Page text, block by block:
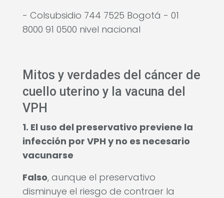
- Colsubsidio 744 7525 Bogotá - 01
8000 91 0500 nivel nacional
Mitos y verdades del cáncer de
cuello uterino y la vacuna del
VPH
1. El uso del preservativo previene la
infección por VPH y no es necesario
vacunarse
Falso, aunque el preservativo
disminuye el riesgo de contraer la